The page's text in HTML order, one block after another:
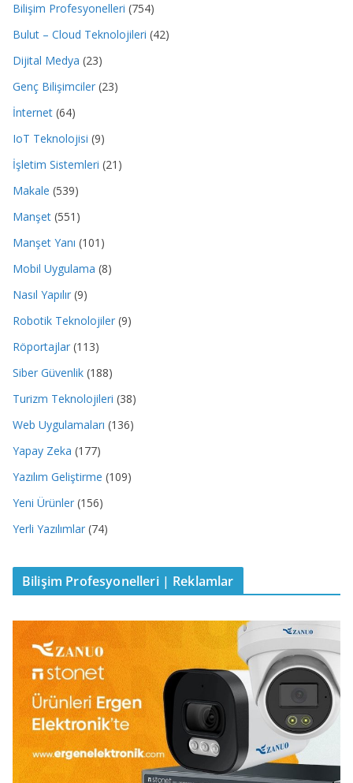
Bilişim Profesyonelleri (754)
Bulut – Cloud Teknolojileri (42)
Dijital Medya (23)
Genç Bilişimciler (23)
İnternet (64)
IoT Teknolojisi (9)
İşletim Sistemleri (21)
Makale (539)
Manşet (551)
Manşet Yanı (101)
Mobil Uygulama (8)
Nasıl Yapılır (9)
Robotik Teknolojiler (9)
Röportajlar (113)
Siber Güvenlik (188)
Turizm Teknolojileri (38)
Web Uygulamaları (136)
Yapay Zeka (177)
Yazılım Geliştirme (109)
Yeni Ürünler (156)
Yerli Yazılımlar (74)
Bilişim Profesyonelleri | Reklamlar